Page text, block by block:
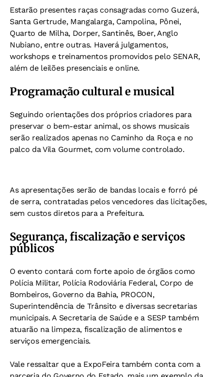
Estarão presentes raças consagradas como Guzerá,
Santa Gertrude, Mangalarga, Campolina, Pônei,
Quarto de Milha, Dorper, Santinês, Boer, Anglo
Nubiano, entre outras. Haverá julgamentos,
workshops e treinamentos promovidos pelo SENAR,
além de leilões presenciais e online.
Programação cultural e musical
Seguindo orientações dos próprios criadores para
preservar o bem-estar animal, os shows musicais
serão realizados apenas no Caminho da Roça e no
palco da Vila Gourmet, com volume controlado.
As apresentações serão de bandas locais e forró pé
de serra, contratadas pelos vencedores das licitações,
sem custos diretos para a Prefeitura.
Segurança, fiscalização e serviços
públicos
O evento contará com forte apoio de órgãos como
Polícia Militar, Polícia Rodoviária Federal, Corpo de
Bombeiros, Governo da Bahia, PROCON,
Superintendência de Trânsito e diversas secretarias
municipais. A Secretaria de Saúde e a SESP também
atuarão na limpeza, fiscalização de alimentos e
serviços emergenciais.
Vale ressaltar que a ExpoFeira também conta com a